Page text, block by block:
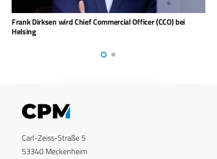
HAT.tec stärkt Führungsteam für europaweites Wachstum
mit Chris Blättermann als CTO
Carl-Zeiss-Straße 5
53340 Meckenheim